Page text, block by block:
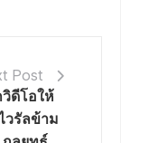
Post
ดีโอให้
วรัลข้าม